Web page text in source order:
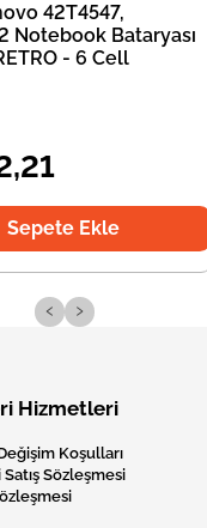
42T4547,
Notebook Bataryası
- 6 Cell
Sepete Ekle
‹ ›
Hizmetleri
Koşulları
Sözleşmesi